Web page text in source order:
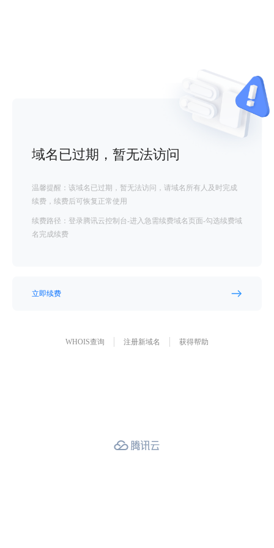
域名已过期，暂无法访问
温馨提醒：该域名已过期，暂无法访问，请域名所有人及时完成
续费，续费后可恢复正常使用
续费路径：登录腾讯云控制台-进入急需续费域名页面-勾选续费域
名完成续费
立即续费
WHOIS查询 注册新域名 获得帮助